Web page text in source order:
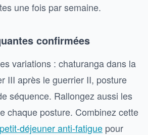
une fois par semaine.
confirmées
variations : chaturanga dans la
III après le guerrier II, posture
séquence. Rallongez aussi les
chaque posture. Combinez cette
petit-déjeuner anti-fatigue pour